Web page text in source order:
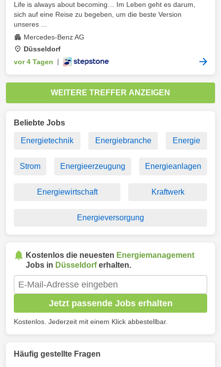
Life is always about becoming… Im Leben geht es darum,
sich auf eine Reise zu begeben, um die beste Version
unseres ...
Mercedes-Benz AG
Düsseldorf
vor 4 Tagen
WEITERE TREFFER ANZEIGEN
Beliebte Jobs
Energietechnik Energiebranche Energie
Strom Energieerzeugung Energieanlagen
Energiewirtschaft Kraftwerk
Energieversorgung
Kostenlos die neuesten Energiemanagement
Jobs in Düsseldorferhalten.
Jetzt passende Jobs erhalten
Kostenlos. Jederzeit mit einem Klick abbestellbar.
Häufig gestellte Fragen